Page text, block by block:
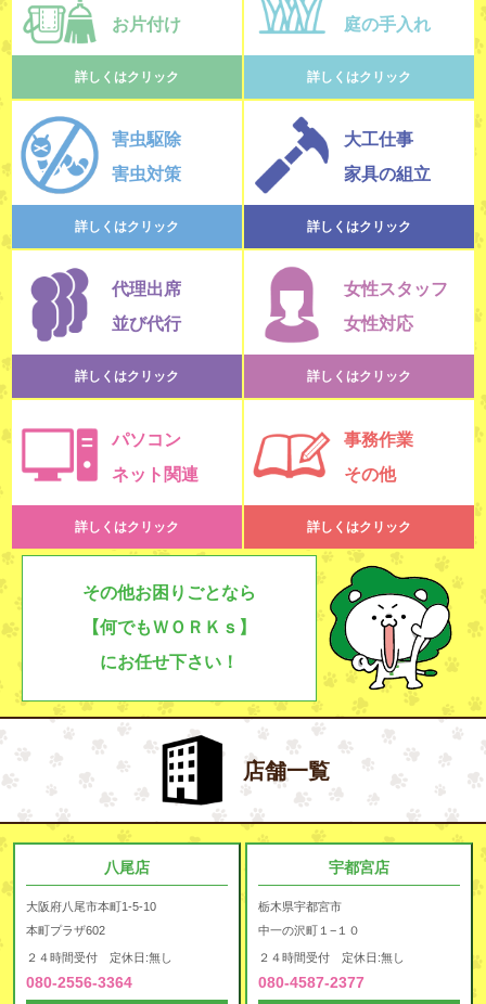
お片付け
詳しくはクリック
庭の手入れ
詳しくはクリック
害虫駆除
害虫対策
詳しくはクリック
大工仕事
家具の組立
詳しくはクリック
代理出席
並び代行
詳しくはクリック
女性スタッフ
女性対応
詳しくはクリック
パソコン
ネット関連
詳しくはクリック
事務作業
その他
詳しくはクリック
その他お困りごとなら
【何でもＷＯＲＫｓ】
にお任せ下さい！
店舗一覧
八尾店
大阪府八尾市本町1-5-10
本町プラザ602
２４時間受付 定休日:無し
080-2556-3364
宇都宮店
栃木県宇都宮市
中一の沢町１−１０
２４時間受付 定休日:無し
080-4587-2377